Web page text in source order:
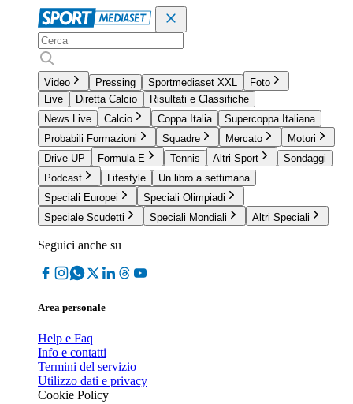
Video Pressing Sportmediaset XXL
Foto
Live
Diretta Calcio
Risultati e Classifiche
News Live
Calcio Coppa Italia
Supercoppa Italiana
Probabili Formazioni
Squadre Mercato
Motori
Drive UP
Formula E Tennis Altri Sport
Sondaggi
Podcast
Lifestyle
Un libro a settimana
Speciali Europei
Speciali Olimpiadi
Speciale Scudetti
Speciali Mondiali Altri Speciali
Seguici anche su
Area personale
Help e Faq
Info e contatti
Termini del servizio
Utilizzo dati e privacy
Cookie Policy